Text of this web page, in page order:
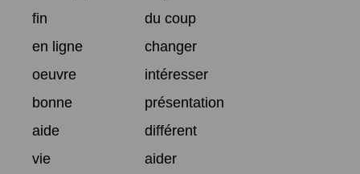
fin
du coup
en ligne
changer
oeuvre
intéresser
bonne
présentation
aide
différent
vie
aider